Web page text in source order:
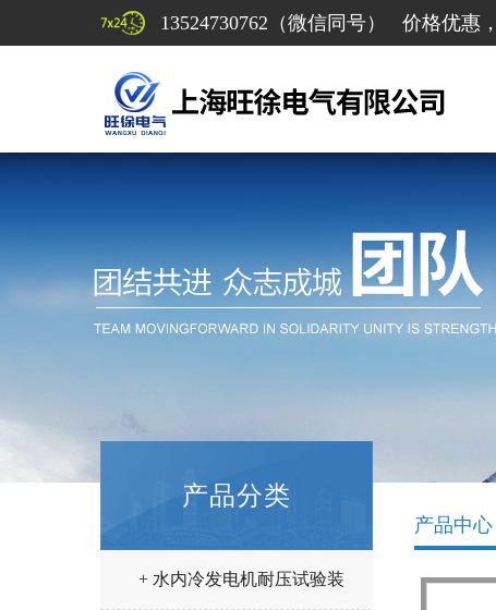
13524730762（微信同号） 价格优惠
产品分类
+ 水内冷发电机耐压试验装
产品中心